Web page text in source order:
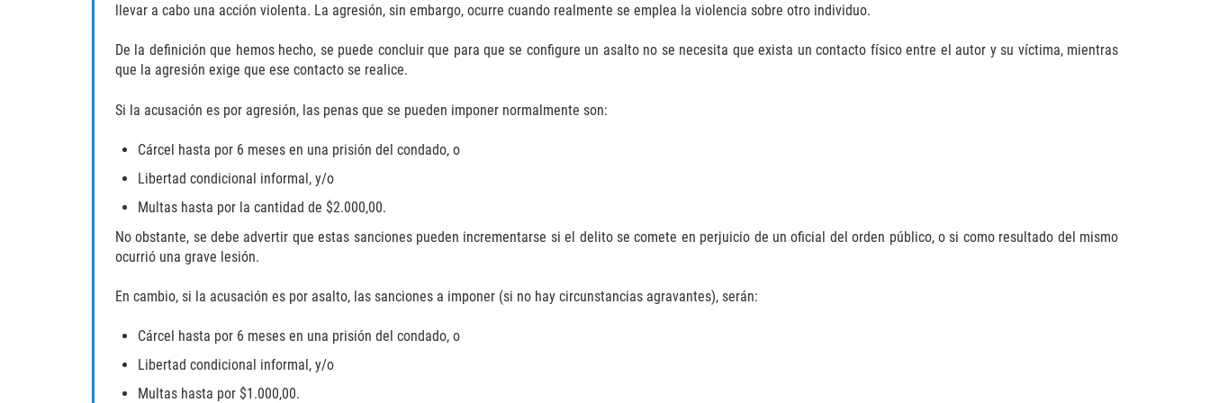
llevar a cabo una acción violenta. La agresión, sin embargo, ocurre cuando realmente se emplea la violencia sobre otro individuo.
De la definición que hemos hecho, se puede concluir que para que se configure un asalto no se necesita que exista un contacto físico entre el autor y su víctima, mientras
que la agresión exige que ese contacto se realice.
Si la acusación es por agresión, las penas que se pueden imponer normalmente son:
Cárcel hasta por 6 meses en una prisión del condado, o
Libertad condicional informal, y/o
Multas hasta por la cantidad de $2.000,00.
No obstante, se debe advertir que estas sanciones pueden incrementarse si el delito se comete en perjuicio de un oficial del orden público, o si como resultado del mismo
ocurrió una grave lesión.
En cambio, si la acusación es por asalto, las sanciones a imponer (si no hay circunstancias agravantes), serán:
Cárcel hasta por 6 meses en una prisión del condado, o
Libertad condicional informal, y/o
Multas hasta por $1.000,00.